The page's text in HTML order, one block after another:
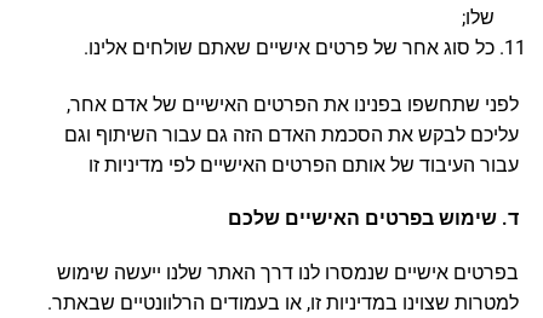
שלו;
כל סוג אחר של פרטים אישיים שאתם שולחים אלינו.
לפני שתחשפו בפנינו את הפרטים האישיים של אדם אחר,
עליכם לבקש את הסכמת האדם הזה גם עבור השיתוף וגם
עבור העיבוד של אותם הפרטים האישיים לפי מדיניות זו
ד. שימוש בפרטים האישיים שלכם
בפרטים אישיים שנמסרו לנו דרך האתר שלנו ייעשה שימוש
למטרות שצוינו במדיניות זו, או בעמודים הרלוונטיים שבאתר.